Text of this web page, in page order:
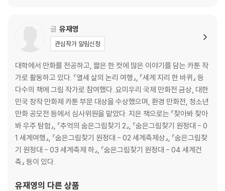
글 유재영
관심작가 알림신청
대학에서 만화를 전공하고, 짧은 한 컷에 많은 이야기를 담는 카툰 작
가로 활동하고 있다. 『열세 살의 논리 여행』, 『세계 지리 한 바퀴』 등
다수의 책에 그림 작가로 참여했다. 요미우리 국제 만화전 금상, 대한
민국 창작 만화제 카툰 부문 대상을 수상했으며, 환경 만화전, 청소년
만화 공모전 등에서 심사위원을 맡았다. 지은 책으로는 『찾아봐 찾아
봐 우주 탐험』, 『추억의 숨은그림찾기 2』, 『숨은그림찾기 원정대 - 0
1 세계여행』, 『숨은그림찾기 원정대 - 02 세계축제상』, 『숨은그림찾
기 원정대 - 03 세계축제 하』, 『숨은그림찾기 원정대 - 04 세계건
축』 등이 있다.
유재영의 다른 상품